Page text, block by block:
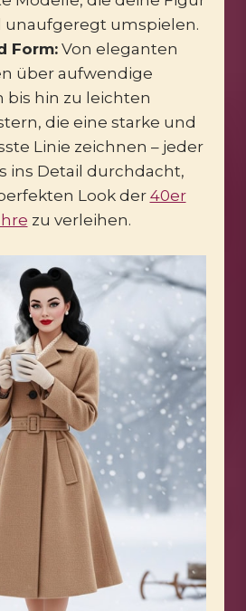
unaufgeregt umspielen.
Form:Von eleganten
über aufwendige
bis hin zu leichten
die eine starke und
Linie zeichnen – jeder
ins Detail durchdacht,
Look der 40er
zu verleihen.